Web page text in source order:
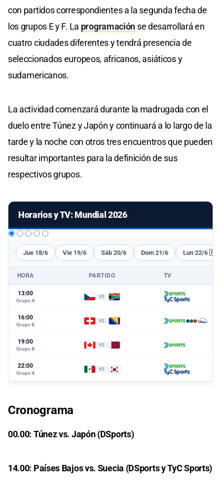
con partidos correspondientes a la segunda fecha de
los grupos E y F. La programación se desarrollará en
cuatro ciudades diferentes y tendrá presencia de
seleccionados europeos, africanos, asiáticos y
sudamericanos.
La actividad comenzará durante la madrugada con el
duelo entre Túnez y Japón y continuará a lo largo de la
tarde y la noche con otros tres encuentros que pueden
resultar importantes para la definición de sus
respectivos grupos.
Horarios y TV: Mundial 2026
Jue 18/6 Vie 19/6 Sáb 20/6 Dom 21/6 Lun 22/6
HORA PARTIDO TV
13:00
Grupo A
VS
16:00
Grupo B
VS
19:00
Grupo B
VS
22:00
Grupo A
VS
Cronograma
00.00: Túnez vs. Japón (DSports)
14.00: Países Bajos vs. Suecia (DSports y TyC Sports)